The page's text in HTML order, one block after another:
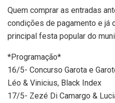
Quem comprar as entradas
condições de pagamento e já
principal festa popular do
*Programação*
16/5- Concurso Garota e
Léo & Vinicius, Black Index
17/5- Zezé Di Camargo &